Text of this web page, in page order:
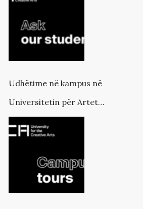
Udhëtime në kampus në
Universitetin për Artet